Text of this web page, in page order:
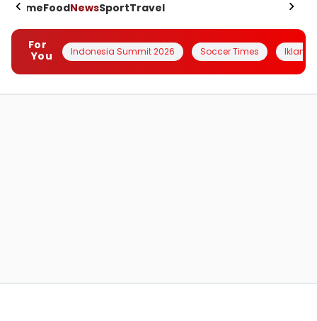
HomeFoodNewsSportTravel
For
You
Indonesia Summit 2026 Soccer Times Iklanin